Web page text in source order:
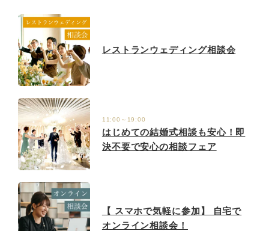
レストランウェディング相談会
11:00～19:00
はじめての結婚式相談も安心！即
決不要で安心の相談フェア
【 スマホで気軽に参加】 自宅で
オンライン相談会！